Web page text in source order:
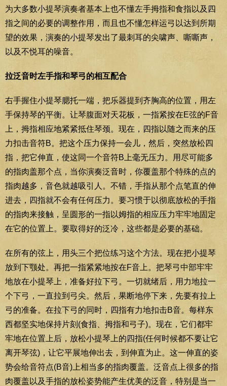
为大多数小提琴演奏者基本上也不懂左手拇指和食指以及四
指之间的必要的调整作用，而且也不懂怎样运弓以达到所期
望的效果，演奏的小提琴发出了最刺耳的尖啸声、嘶嘶声，
以及不悦耳的噪音。
拉泛音时左手指和琴弓的相互配合
右手握住小提琴腮托一端，把乐器提到齐胸高的位置，用左
手保持琴的平衡。让琴腹面对天花板，一指紧按在E弦的F音
上，拇指相应地紧紧抵住琴颈。现在，四指以随之而来的压
力扣击音符B。把这个压力保持一会儿，然后，突然放松四
指，把它伸直，使这同一个音符B上毫无压力。用尽可能多
的指肉盖那个点，当你演奏泛音时，你覆盖那个特殊的点的
指肉越多，音色就越吸引人。不错，手指从那个点笔直的伸
进去，四指就不会有任何压力。要习惯于以彻底放松的手指
的指肉来接触，呈圆形的一指以姆指的相应压力牢牢地固定
在它的位置上。要取得好的泛冷，这些都是必要的基础。
在所有的弦上，用头三个把位练习这个方法。现在把小提琴
放到下颚处。再把一指紧紧地按在F音上。把琴弓中部牢牢
地放在小提琴上，准备好拉下弓。一切就绪后，用力地拉一
个下弓，一直拉到弓尖。然后，果断地停下来，先要有拉上
弓的准备。在拉下弓的同时，四指有力地扣击B音。每样东
西都坚实地保持片刻(食指、拇指和弓子)。现在，它们都牢
牢地在位置上后，放松小提琴上的四指(任何时候都不要让它
离开琴弦)，让它平展地伸出去，到伸直为止。这一伸直的姿
势会给音符点(B音)上相当多的指肉覆盖。泛音点上很多的指
肉覆盖以及手指的放松姿势能产生优美的泛音，特别是当一